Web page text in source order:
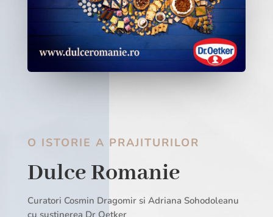
O ISTORIE A PRAJITURILOR
Dulce Romanie
Curatori Cosmin Dragomir si Adriana Sohodoleanu